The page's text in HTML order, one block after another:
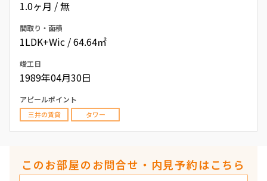
1.0ヶ月 / 無
間取り・面積
1LDK+Wic / 64.64㎡
竣工日
1989年04月30日
アピールポイント
三井の賃貸 タワー
このお部屋のお問合せ・内見予約はこちら